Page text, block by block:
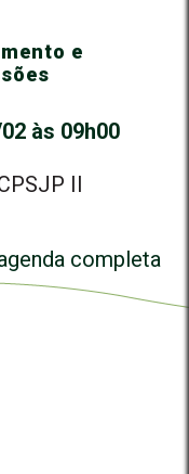
e
às 09h00
II
completa